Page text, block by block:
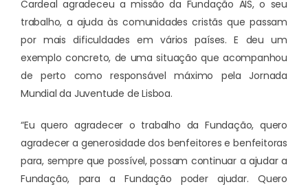
Cardeal agradeceu a missão da Fundação AIS, o seu
trabalho, a ajuda às comunidades cristãs que passam
por mais dificuldades em vários países. E deu um
exemplo concreto, de uma situação que acompanhou
de perto como responsável máximo pela Jornada
Mundial da Juventude de Lisboa.
“Eu quero agradecer o trabalho da Fundação, quero
agradecer a generosidade dos benfeitores e benfeitoras
para, sempre que possível, possam continuar a ajudar a
Fundação, para a Fundação poder ajudar. Quero